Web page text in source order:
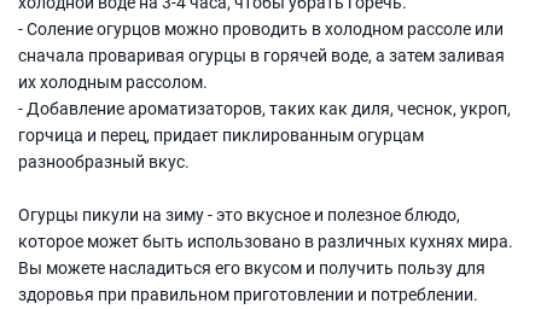
- Соление огурцов можно проводить в холодном рассоле или
сначала проваривая огурцы в горячей воде, а затем заливая
их холодным рассолом.
- Добавление ароматизаторов, таких как диля, чеснок, укроп,
горчица и перец, придает пиклированным огурцам
разнообразный вкус.
Огурцы пикули на зиму - это вкусное и полезное блюдо,
которое может быть использовано в различных кухнях мира.
Вы можете насладиться его вкусом и получить пользу для
здоровья при правильном приготовлении и потреблении.